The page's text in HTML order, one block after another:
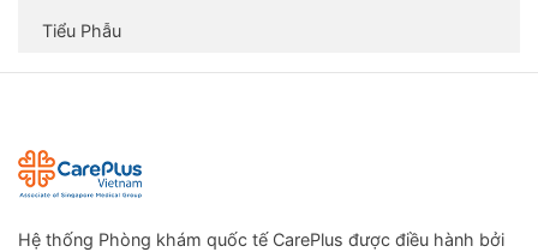
Tiểu Phẫu
Hệ thống Phòng khám quốc tế CarePlus được điều hành bởi